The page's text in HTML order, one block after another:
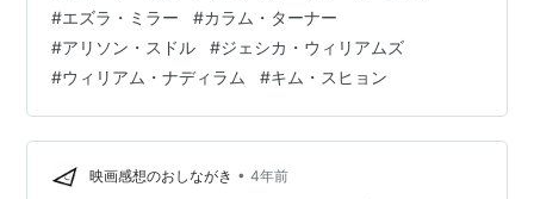
#エズラ・ミラー #カラム・ターナー
#アリソン・スドル #ジェシカ・ウィリアムズ
#ウィリアム・ナディラム #キム・スヒョン
映画感想のおしながき • 4年前